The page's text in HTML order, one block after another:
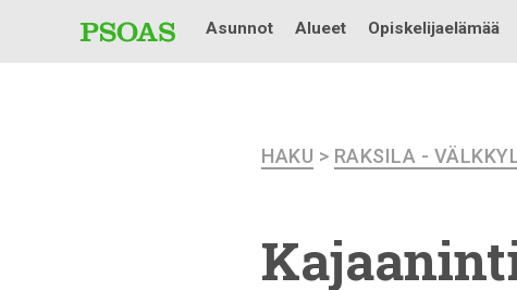
Asunnot Alueet Opiskelijaelämää
HAKU > RAKSILA -